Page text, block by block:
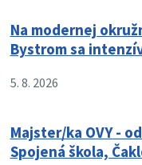
Na modernej
Bystrom sa
5. 8. 2026
Majster/ka OVY -
Spojená škola,